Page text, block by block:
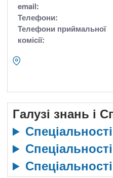
email:
Телефони:
Телефони приймальної
комісії:
Галузі знань і